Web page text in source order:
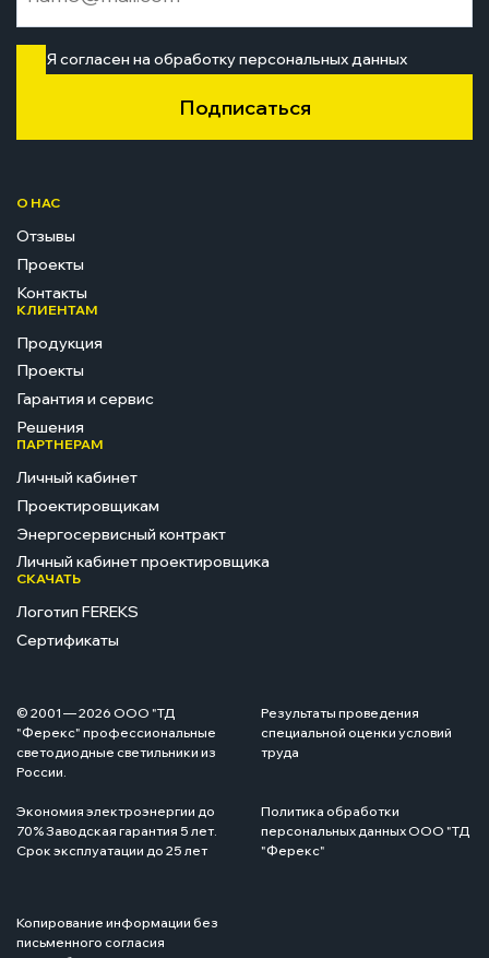
Я согласен на обработку персональных данных
Подписаться
О НАС
Отзывы
Проекты
Контакты
КЛИЕНТАМ
Продукция
Проекты
Гарантия и сервис
Решения
ПАРТНЕРАМ
Личный кабинет
Проектировщикам
Энергосервисный контракт
Личный кабинет проектировщика
СКАЧАТЬ
Логотип FEREKS
Сертификаты
© 2001 — 2026 ООО "ТД
"Ферекс" профессиональные
светодиодные светильники из
России.
Экономия электроэнергии до
70% Заводская гарантия 5 лет.
Срок эксплуатации до 25 лет
Результаты проведения
специальной оценки условий
труда
Политика обработки
персональных данных ООО "ТД
"Ферекс"
Копирование информации без
письменного согласия